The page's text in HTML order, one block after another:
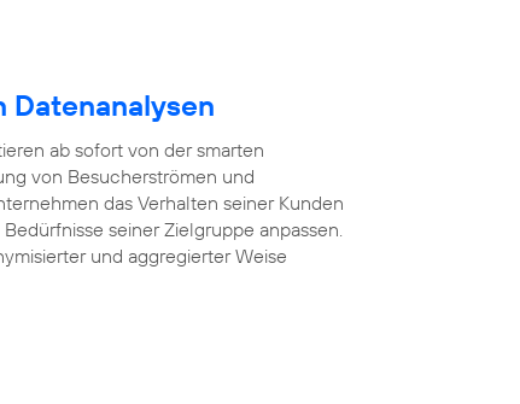
ab sofort von der smarten
von Besucherströmen und
das Verhalten seiner Kunden
seiner Zielgruppe anpassen.
und aggregierter Weise